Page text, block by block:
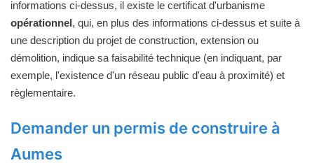
informations ci-dessus, il existe le certificat d'urbanisme
opérationnel, qui, en plus des informations ci-dessus et suite à
une description du projet de construction, extension ou
démolition, indique sa faisabilité technique (en indiquant, par
exemple, l'existence d'un réseau public d'eau à proximité) et
règlementaire.
Demander un permis de construire à
Aumes